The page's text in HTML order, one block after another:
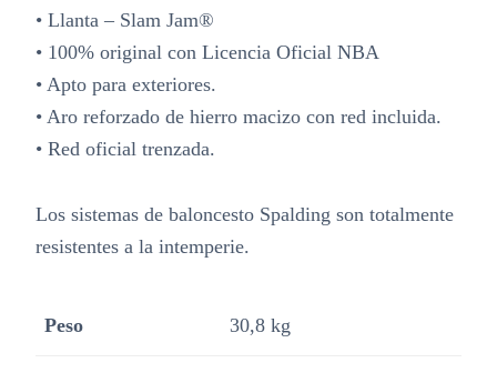
• Llanta – Slam Jam®
• 100% original con Licencia Oficial NBA
• Apto para exteriores.
• Aro reforzado de hierro macizo con red incluida.
• Red oficial trenzada.
Los sistemas de baloncesto Spalding son totalmente
resistentes a la intemperie.
Peso 30,8 kg